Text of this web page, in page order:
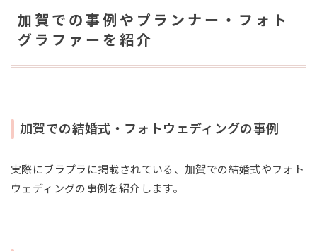
加賀での事例やプランナー・フォト
グラファーを紹介
加賀での結婚式・フォトウェディングの事例
実際にブラプラに掲載されている、加賀での結婚式やフォト
ウェディングの事例を紹介します。